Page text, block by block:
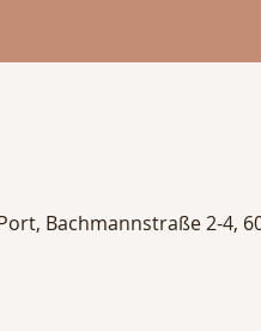
Bachmannstraße 2-4,